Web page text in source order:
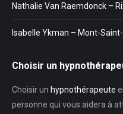
Nathalie Van Raemdonck –
Isabelle Ykman – Mont-
Choisir un
Choisir un hypnothérapeute
personne qui vous aidera à